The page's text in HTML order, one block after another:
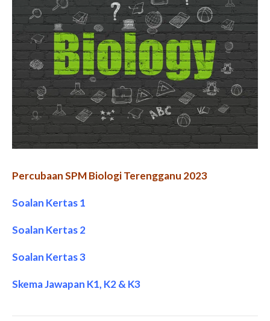
Percubaan SPM Biologi Terengganu 2023
Soalan Kertas 1
Soalan Kertas 2
Soalan Kertas 3
Skema Jawapan K1, K2 & K3